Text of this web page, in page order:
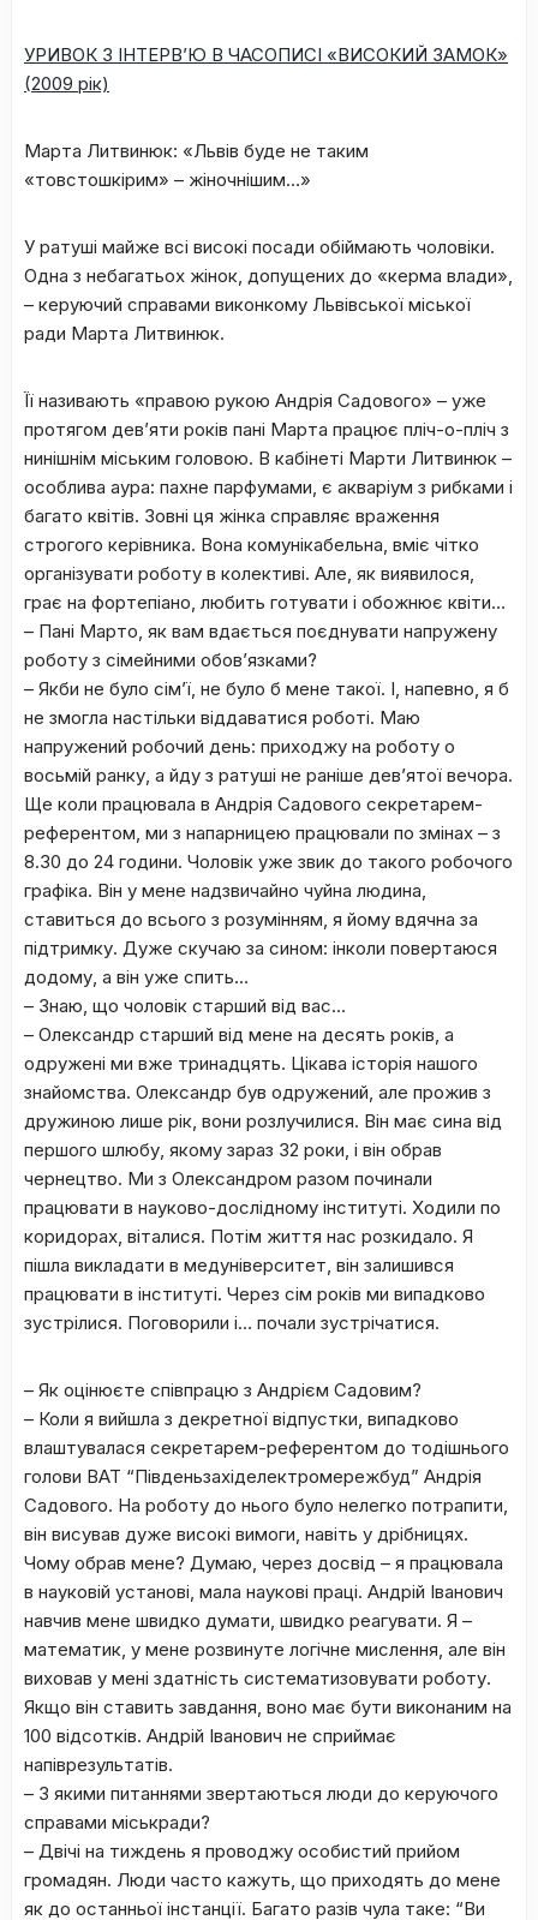
УРИВОК З ІНТЕРВ’Ю В ЧАСОПИСІ «ВИСОКИЙ ЗАМОК»
(2009 рік)
Марта Литвинюк: «Львів буде не таким
«товстошкірим» – жіночнішим…»
У ратуші майже всі високі посади обіймають чоловіки.
Одна з небагатьох жінок, допущених до «керма влади»,
– керуючий справами виконкому Львівської міської
ради Марта Литвинюк.
Її називають «правою рукою Андрія Садового» – уже
протягом дев’яти років пані Марта працює пліч-о-пліч з
нинішнім міським головою. В кабінеті Марти Литвинюк –
особлива аура: пахне парфумами, є акваріум з рибками і
багато квітів. Зовні ця жінка справляє враження
строгого керівника. Вона комунікабельна, вміє чітко
організувати роботу в колективі. Але, як виявилося,
грає на фортепіано, любить готувати і обожнює квіти…
– Пані Марто, як вам вдається поєднувати напружену
роботу з сімейними обов’язками?
– Якби не було сім’ї, не було б мене такої. І, напевно, я б
не змогла настільки віддаватися роботі. Маю
напружений робочий день: приходжу на роботу о
восьмій ранку, а йду з ратуші не раніше дев’ятої вечора.
Ще коли працювала в Андрія Садового секретарем-
референтом, ми з напарницею працювали по змінах – з
8.30 до 24 години. Чоловік уже звик до такого робочого
графіка. Він у мене надзвичайно чуйна людина,
ставиться до всього з розумінням, я йому вдячна за
підтримку. Дуже скучаю за сином: інколи повертаюся
додому, а він уже спить…
– Знаю, що чоловік старший від вас…
– Олександр старший від мене на десять років, а
одружені ми вже тринадцять. Цікава історія нашого
знайомства. Олександр був одружений, але прожив з
дружиною лише рік, вони розлучилися. Він має сина від
першого шлюбу, якому зараз 32 роки, і він обрав
чернецтво. Ми з Олександром разом починали
працювати в науково-дослідному інституті. Ходили по
коридорах, віталися. Потім життя нас розкидало. Я
пішла викладати в медуніверситет, він залишився
працювати в інституті. Через сім років ми випадково
зустрілися. Поговорили і… почали зустрічатися.
– Як оцінюєте співпрацю з Андрієм Садовим?
– Коли я вийшла з декретної відпустки, випадково
влаштувалася секретарем-референтом до тодішнього
голови ВАТ “Південьзахіделектромережбуд” Андрія
Садового. На роботу до нього було нелегко потрапити,
він висував дуже високі вимоги, навіть у дрібницях.
Чому обрав мене? Думаю, через досвід – я працювала
в науковій установі, мала наукові праці. Андрій Іванович
навчив мене швидко думати, швидко реагувати. Я –
математик, у мене розвинуте логічне мислення, але він
виховав у мені здатність систематизовувати роботу.
Якщо він ставить завдання, воно має бути виконаним на
100 відсотків. Андрій Іванович не сприймає
напіврезультатів.
– З якими питаннями звертаються люди до керуючого
справами міськради?
– Двічі на тиждень я проводжу особистий прийом
громадян. Люди часто кажуть, що приходять до мене
як до останньої інстанції. Багато разів чула таке: “Ви